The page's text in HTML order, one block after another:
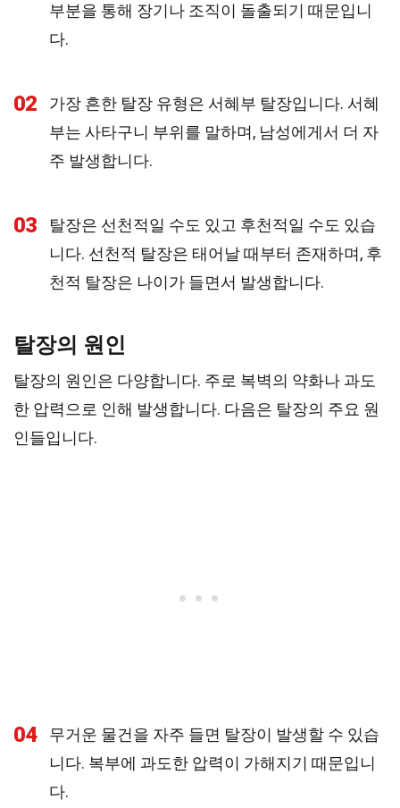
부분을 통해 장기나 조직이 돌출되기 때문입니
다.
02
가장 흔한 탈장 유형은 서혜부 탈장입니다. 서혜
부는 사타구니 부위를 말하며, 남성에게서 더 자
주 발생합니다.
03
탈장은 선천적일 수도 있고 후천적일 수도 있습
니다. 선천적 탈장은 태어날 때부터 존재하며, 후
천적 탈장은 나이가 들면서 발생합니다.
탈장의 원인
탈장의 원인은 다양합니다. 주로 복벽의 약화나 과도
한 압력으로 인해 발생합니다. 다음은 탈장의 주요 원
인들입니다.
04
무거운 물건을 자주 들면 탈장이 발생할 수 있습
니다. 복부에 과도한 압력이 가해지기 때문입니
다.